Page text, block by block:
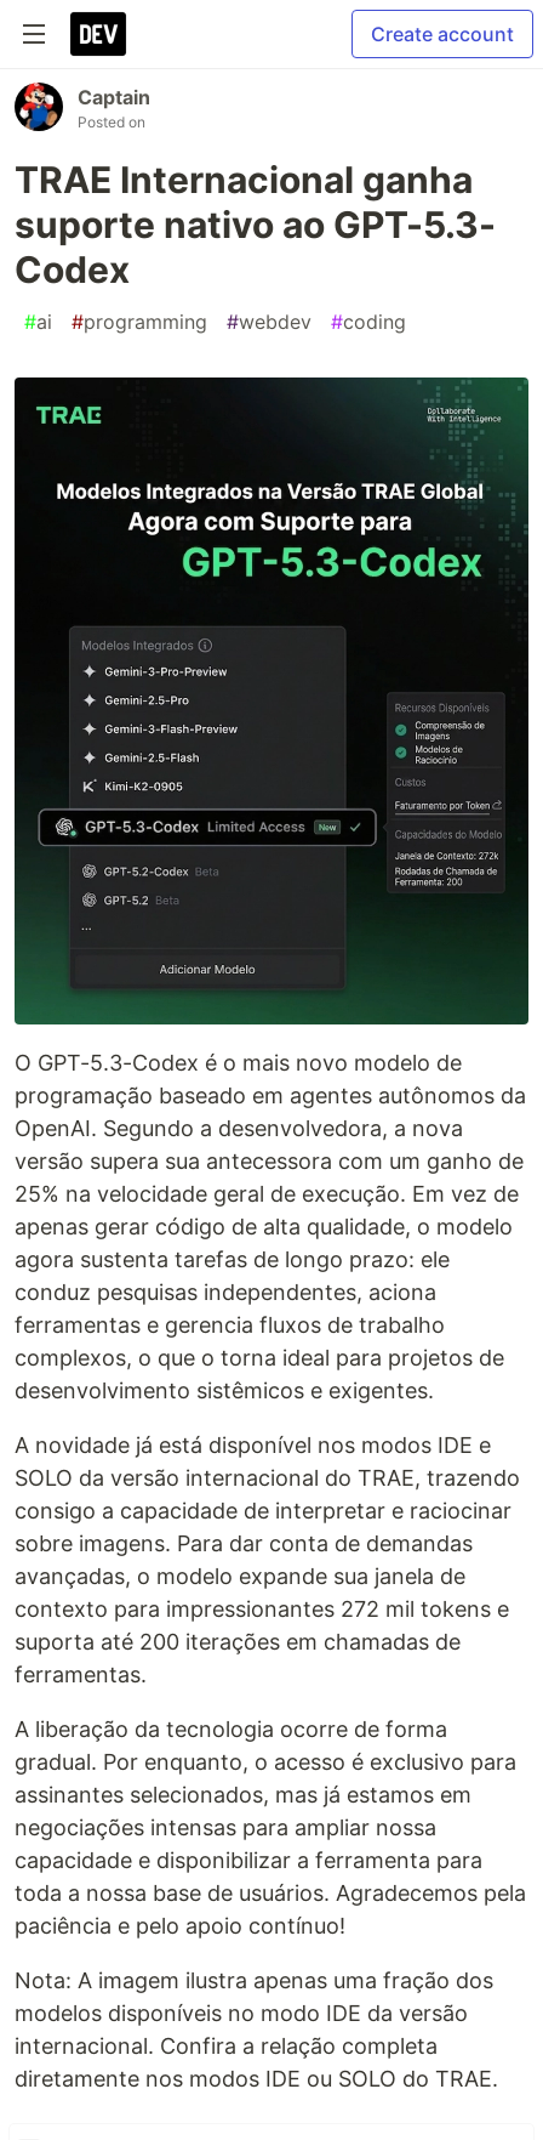
Create account
Captain
Posted on
TRAE Internacional ganha
suporte nativo ao GPT-5.3-
Codex
#ai #programming #webdev #coding
O GPT-5.3-Codex é o mais novo modelo de
programação baseado em agentes autônomos da
OpenAI. Segundo a desenvolvedora, a nova
versão supera sua antecessora com um ganho de
25% na velocidade geral de execução. Em vez de
apenas gerar código de alta qualidade, o modelo
agora sustenta tarefas de longo prazo: ele
conduz pesquisas independentes, aciona
ferramentas e gerencia fluxos de trabalho
complexos, o que o torna ideal para projetos de
desenvolvimento sistêmicos e exigentes.
A novidade já está disponível nos modos IDE e
SOLO da versão internacional do TRAE, trazendo
consigo a capacidade de interpretar e raciocinar
sobre imagens. Para dar conta de demandas
avançadas, o modelo expande sua janela de
contexto para impressionantes 272 mil tokens e
suporta até 200 iterações em chamadas de
ferramentas.
A liberação da tecnologia ocorre de forma
gradual. Por enquanto, o acesso é exclusivo para
assinantes selecionados, mas já estamos em
negociações intensas para ampliar nossa
capacidade e disponibilizar a ferramenta para
toda a nossa base de usuários. Agradecemos pela
paciência e pelo apoio contínuo!
Nota: A imagem ilustra apenas uma fração dos
modelos disponíveis no modo IDE da versão
internacional. Confira a relação completa
diretamente nos modos IDE ou SOLO do TRAE.